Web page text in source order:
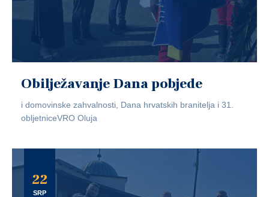
Obilježavanje Dana pobjede
i domovinske zahvalnosti, Dana hrvatskih branitelja i 31.
obljetniceVRO Oluja
22
SRP